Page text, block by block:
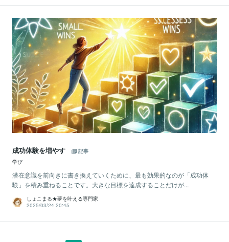
成功体験を増やす
記事
学び
潜在意識を前向きに書き換えていくために、最も効果的なのが「成功体
験」を積み重ねることです。大きな目標を達成することだけが...
しょこまる★夢を叶える専門家
2025/03/24 20:45